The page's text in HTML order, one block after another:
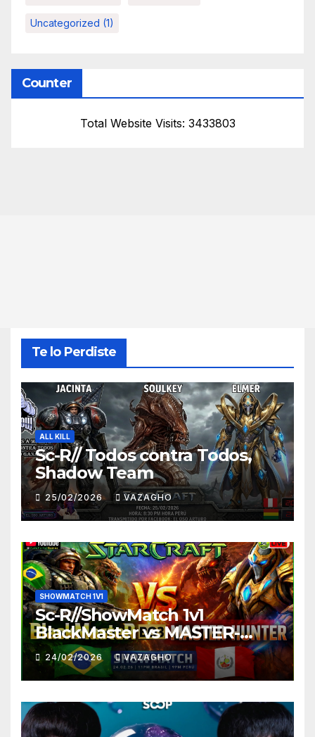
Uncategorized (1)
Counter
Total Website Visits: 3433803
Te lo Perdiste
ALL KILL
Sc-R// Todos contra Todos,
Shadow Team
25/02/2026 VAZAGHO
SHOWMATCH 1V1
Sc-R//ShowMatch 1v1
BlackMaster vs MASTER-
HUNTER
24/02/2026 VAZAGHO